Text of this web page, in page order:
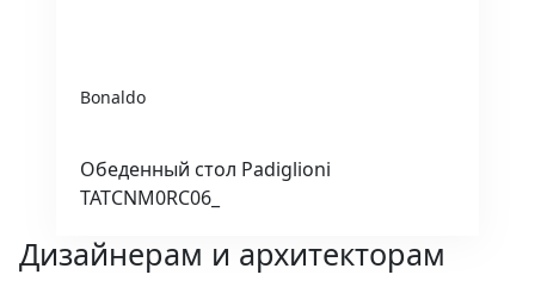
Bonaldo
Обеденный стол Padiglioni
TATCNM0RC06_
Дизайнерам и архитекторам